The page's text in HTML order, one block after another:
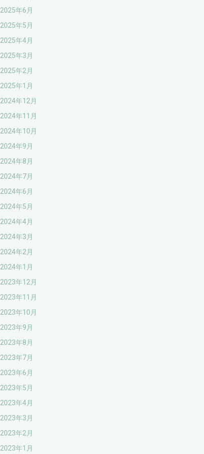
2025年6月
2025年5月
2025年4月
2025年3月
2025年2月
2025年1月
2024年12月
2024年11月
2024年10月
2024年9月
2024年8月
2024年7月
2024年6月
2024年5月
2024年4月
2024年3月
2024年2月
2024年1月
2023年12月
2023年11月
2023年10月
2023年9月
2023年8月
2023年7月
2023年6月
2023年5月
2023年4月
2023年3月
2023年2月
2023年1月